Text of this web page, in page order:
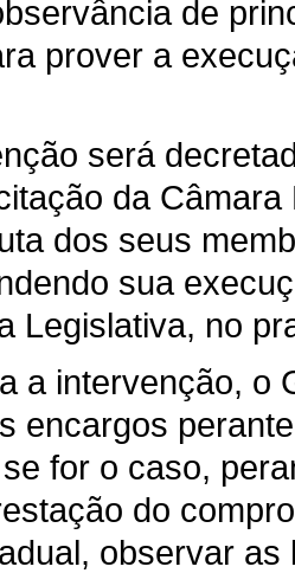
de
prover a
será
da
dos seus
sua
Legislativa, no
a intervenção, o
encargos
for o caso,
do
observar